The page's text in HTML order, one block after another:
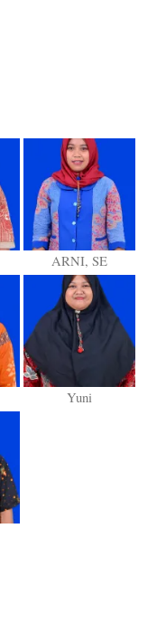
ARNI, SE
Yuni